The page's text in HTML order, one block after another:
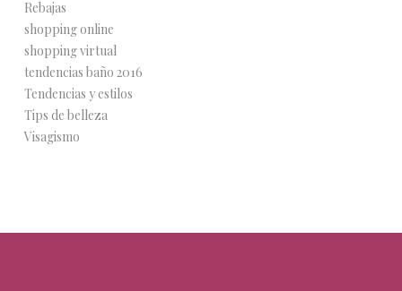
Rebajas
shopping online
shopping virtual
tendencias baño 2016
Tendencias y estilos
Tips de belleza
Visagismo